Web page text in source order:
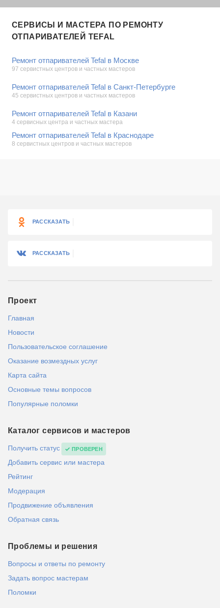
СЕРВИСЫ И МАСТЕРА ПО РЕМОНТУ
ОТПАРИВАТЕЛЕЙ TEFAL
Ремонт отпаривателей Tefal в Москве
97 сервистных центров и частных мастеров
Ремонт отпаривателей Tefal в Санкт-Петербурге
45 сервистных центров и частных мастеров
Ремонт отпаривателей Tefal в Казани
4 сервисных центра и частных мастера
Ремонт отпаривателей Tefal в Краснодаре
8 сервистных центров и частных мастеров
РАССКАЗАТЬ
РАССКАЗАТЬ
Проект
Главная
Новости
Пользовательское соглашение
Оказание возмездных услуг
Карта сайта
Основные темы вопросов
Популярные поломки
Каталог сервисов и мастеров
Получить статус ПРОВЕРЕН
Добавить сервис или мастера
Рейтинг
Модерация
Продвижение объявления
Обратная связь
Проблемы и решения
Вопросы и ответы по ремонту
Задать вопрос мастерам
Поломки